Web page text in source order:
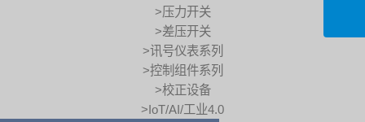
>压力开关
>差压开关
>讯号仪表系列
>控制组件系列
>校正设备
>IoT/AI/工业4.0